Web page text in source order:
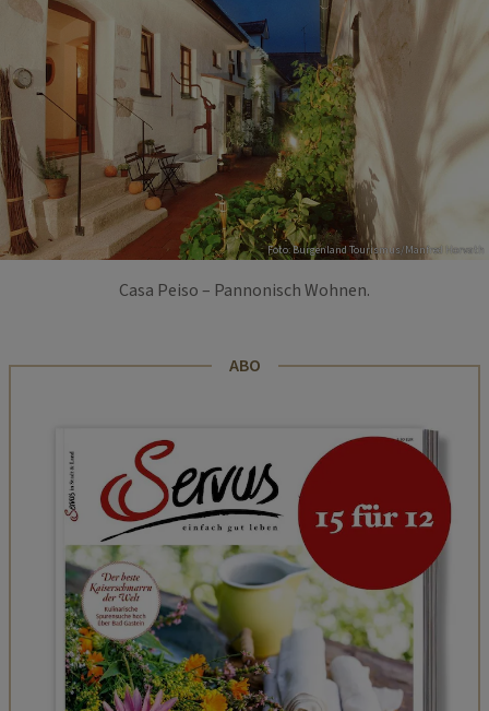
Foto: Burgenland Tourismus/Manfred Horvath
Casa Peiso – Pannonisch Wohnen.
ABO